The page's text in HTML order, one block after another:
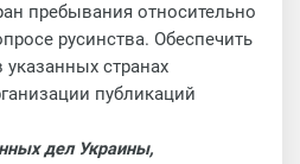
пребывания относительно
русинства. Обеспечить
странах
публикаций
дел Украины,